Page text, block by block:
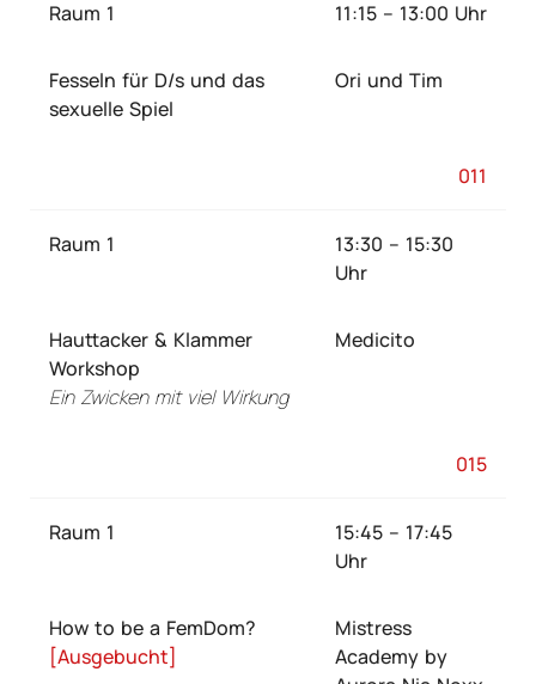
Raum 1 11:15 – 13:00 Uhr
Fesseln für D/s und das
sexuelle Spiel
Ori und Tim
011
Raum 1
13:30 – 15:30
Uhr
Hauttacker & Klammer
Workshop
Ein Zwicken mit viel Wirkung
Medicito
015
Raum 1
15:45 – 17:45
Uhr
How to be a FemDom?
[Ausgebucht]
Mistress
Academy by